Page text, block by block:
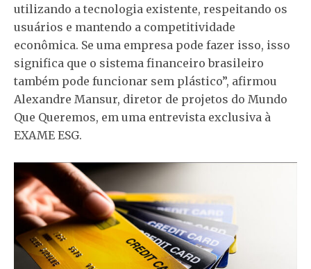
utilizando a tecnologia existente, respeitando os
usuários e mantendo a competitividade
econômica. Se uma empresa pode fazer isso, isso
significa que o sistema financeiro brasileiro
também pode funcionar sem plástico”, afirmou
Alexandre Mansur, diretor de projetos do Mundo
Que Queremos, em uma entrevista exclusiva à
EXAME ESG.